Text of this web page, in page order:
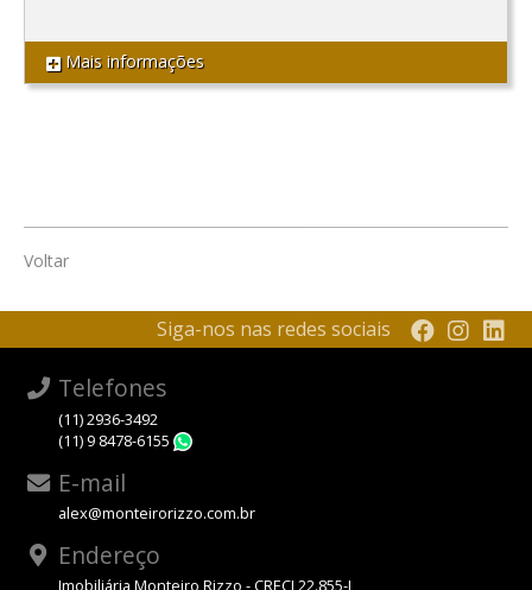
Mais informações
Voltar
Siga-nos nas redes sociais
Telefones
(11) 2936-3492
(11) 9 8478-6155
E-mail
alex@monteirorizzo.com.br
Endereço
Imobiliária Monteiro Rizzo - CRECI 22.855-J